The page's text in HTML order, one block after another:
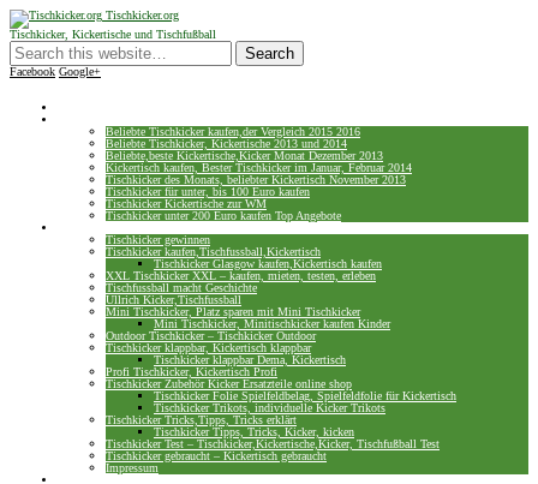
Tischkicker.org
Tischkicker, Kickertische und Tischfußball
Facebook Google+
Beliebte Tischkicker kaufen,der Vergleich 2015 2016
Beliebte Tischkicker, Kickertische 2013 und 2014
Beliebte,beste Kickertische,Kicker Monat Dezember 2013
Kickertisch kaufen, Bester Tischkicker im Januar, Februar 2014
Tischkicker des Monats, beliebter Kickertisch November 2013
Tischkicker für unter, bis 100 Euro kaufen
Tischkicker Kickertische zur WM
Tischkicker unter 200 Euro kaufen Top Angebote
Tischkicker gewinnen
Tischkicker kaufen,Tischfussball,Kickertisch
Tischkicker Glasgow kaufen,Kickertisch kaufen
XXL Tischkicker XXL – kaufen, mieten, testen, erleben
Tischfussball macht Geschichte
Ullrich Kicker,Tischfussball
Mini Tischkicker, Platz sparen mit Mini Tischkicker
Mini Tischkicker, Minitischkicker kaufen Kinder
Outdoor Tischkicker – Tischkicker Outdoor
Tischkicker klappbar, Kickertisch klappbar
Tischkicker klappbar Dema, Kickertisch
Profi Tischkicker, Kickertisch Profi
Tischkicker Zubehör Kicker Ersatzteile online shop
Tischkicker Folie Spielfeldbelag, Spielfeldfolie für Kickertisch
Tischkicker Trikots, individuelle Kicker Trikots
Tischkicker Tricks,Tipps, Tricks erklärt
Tischkicker Tipps, Tricks, Kicker, kicken
Tischkicker Test – Tischkicker,Kickertische,Kicker, Tischfußball Test
Tischkicker gebraucht – Kickertisch gebraucht
Impressum